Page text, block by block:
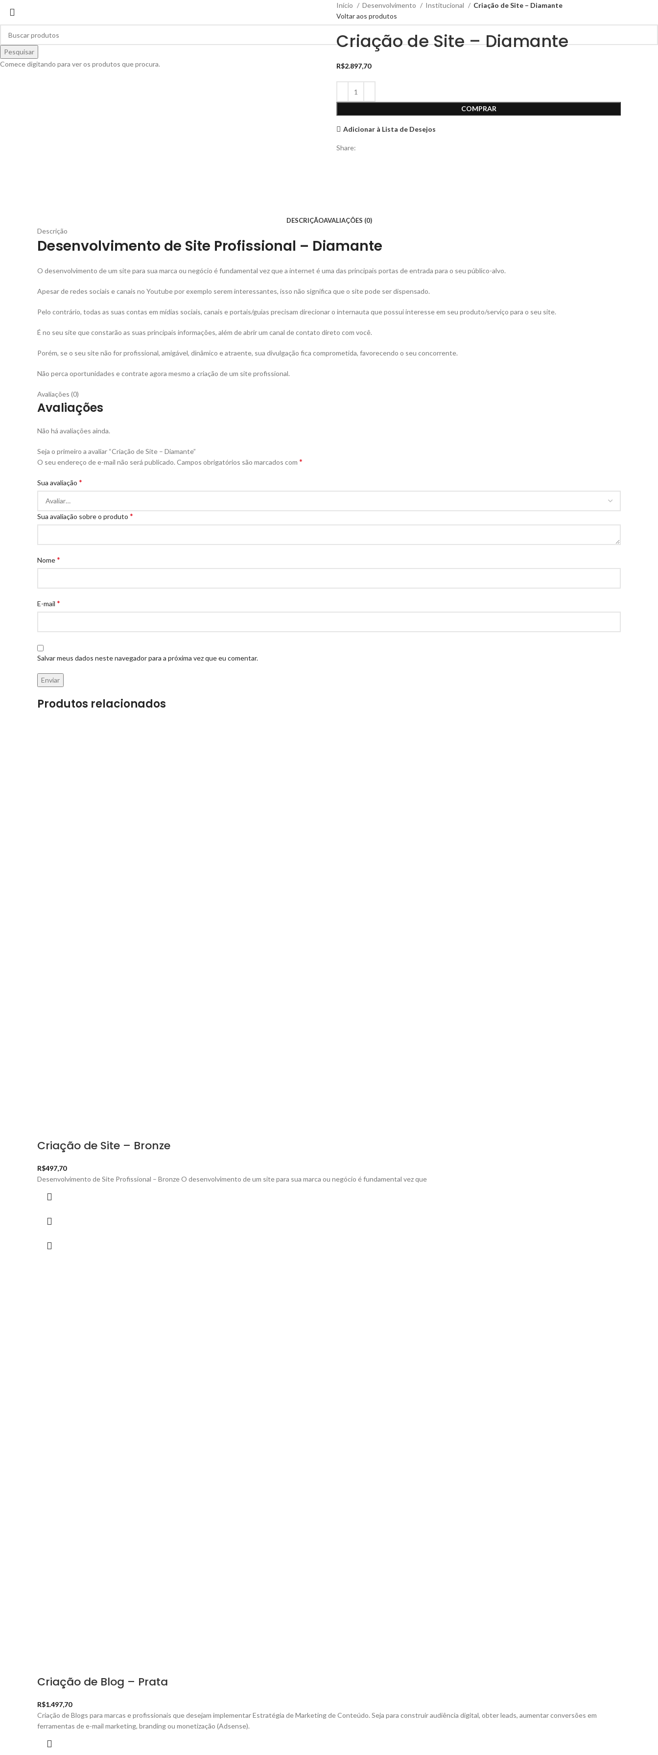
Início Desenvolvimento Institucional
Criação de Site – Diamante
Voltar aos produtos
Criação de Site – Diamante
R$2.897,70
COMPRAR
Adicionar à Lista de Desejos
Share:
DESCRIÇÃOAVALIAÇÕES (0)
Descrição
Desenvolvimento de Site Profissional – Diamante
O desenvolvimento de um site para sua marca ou negócio é fundamental vez que a internet é uma das principais portas de entrada para o seu público-alvo.
Apesar de redes sociais e canais no Youtube por exemplo serem interessantes, isso não significa que o site pode ser dispensado.
Pelo contrário, todas as suas contas em mídias sociais, canais e portais/guias precisam direcionar o internauta que possui interesse em seu produto/serviço para o seu site.
É no seu site que constarão as suas principais informações, além de abrir um canal de contato direto com você.
Porém, se o seu site não for profissional, amigável, dinâmico e atraente, sua divulgação fica comprometida, favorecendo o seu concorrente.
Não perca oportunidades e contrate agora mesmo a criação de um site profissional.
Avaliações (0)
Avaliações
Não há avaliações ainda.
Seja o primeiro a avaliar “Criação de Site – Diamante”
O seu endereço de e-mail não será publicado.Campos obrigatórios são marcados com *
Sua avaliação *
Sua avaliação sobre o produto *
Nome*
E-mail *
Salvar meus dados neste navegador para a próxima vez que eu comentar.
Produtos relacionados
Criação de Site – Bronze
R$497,70
Desenvolvimento de Site Profissional – Bronze O desenvolvimento de um site para sua marca ou negócio é fundamental vez que
Criação de Blog – Prata
R$1.497,70
Criação de Blogs para marcas e profissionais que desejam implementar Estratégia de Marketing de Conteúdo. Seja para construir audiência digital, obter leads, aumentar conversões em
ferramentas de e-mail marketing, branding ou monetização (Adsense).
Pesquisar
Comece digitando para ver os produtos que procura.